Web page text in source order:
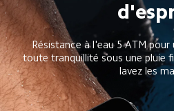
Résistance à l'eau 5 ATM
toute tranquillité sous une pluie
lavez les